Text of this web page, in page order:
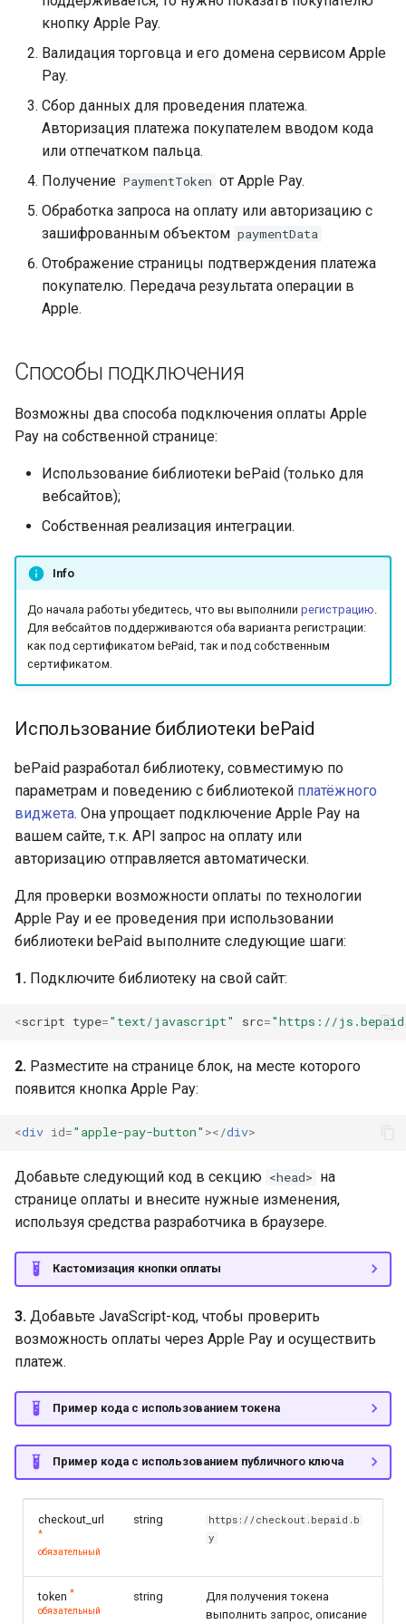
Тестовый режим
API version 3
Коды ошибок
Ответ
токеном Apple
Pay
Запрос
криптовалюте
КРОК
МТС Деньги 2
NetBanking
ЧАСТКАМI (онлайн-
PayU
QPay
QIWI Кошелек
Прием платежей через
терминалы QIWI
SberPay
Система Быстрых
Платежей (SBP)
SlickPay (deeplink)
страницы
данными из веб-
Перенаправление
клиента на страницу
магазина
Telegram bot bePaid
Каскадные платежи
Сервис отчетности
Проверка KYC данных
клиента
Верификация
держателей карт
Языки платежной
страницы и
уведомлений
Параметры секции
smart_routing_verification
Провайдеры токенов
информацией о продаже
Архив изменений
кнопку Apple Pay.
Валидация торговца и его домена сервисом Apple
Pay.
Сбор данных для проведения платежа.
Авторизация платежа покупателем вводом кода
или отпечатком пальца.
Получение PaymentToken от Apple Pay.
Обработка запроса на оплату или авторизацию с
зашифрованным объектом paymentData
Отображение страницы подтверждения платежа
покупателю. Передача результата операции в
Apple.
Способы подключения
Возможны два способа подключения оплаты Apple
Pay на собственной странице:
Использование библиотеки bePaid (только для
вебсайтов);
Собственная реализация интеграции.
Info
До начала работы убедитесь, что вы выполнили регистрацию.
Для вебсайтов поддерживаются оба варианта регистрации:
как под сертификатом bePaid, так и под собственным
сертификатом.
Использование библиотеки bePaid
bePaid разработал библиотеку, совместимую по
параметрам и поведению с библиотекой платёжного
виджета. Она упрощает подключение Apple Pay на
вашем сайте, т.к. API запрос на оплату или
авторизацию отправляется автоматически.
Для проверки возможности оплаты по технологии
Apple Pay и ее проведения при использовании
библиотеки bePaid выполните следующие шаги:
1. Подключите библиотеку на свой сайт:
<script type="text/javascript" src="https://
2. Разместите на странице блок, на месте которого
появится кнопка Apple Pay:
<div id="apple-pay-button" ></div>
Добавьте следующий код в секцию <head> на
странице оплаты и внесите нужные изменения,
используя средства разработчика в браузере.
Кастомизация кнопки оплаты
3. Добавьте JavaScript-код, чтобы проверить
возможность оплаты через Apple Pay и осуществить
платеж.
Пример кода с использованием токена
Пример кода с использованием публичного ключа
checkout_url
*
обязательный
string
https://checkout.bepaid.b
y
token *
обязательный
string
Для получения токена
выполнить запрос, описание